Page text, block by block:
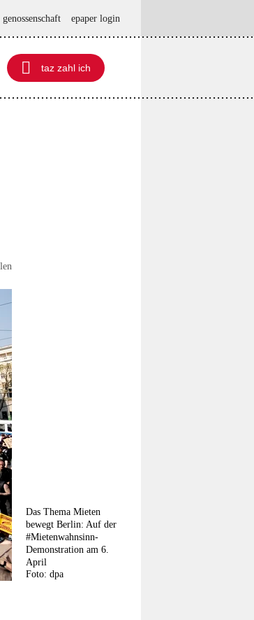
genossenschaft epaper login

taz zahl ich
taz zahl ich
Das Thema Mieten
bewegt Berlin: Auf der
#Mietenwahnsinn-
Demonstration am 6.
April
Foto: dpa